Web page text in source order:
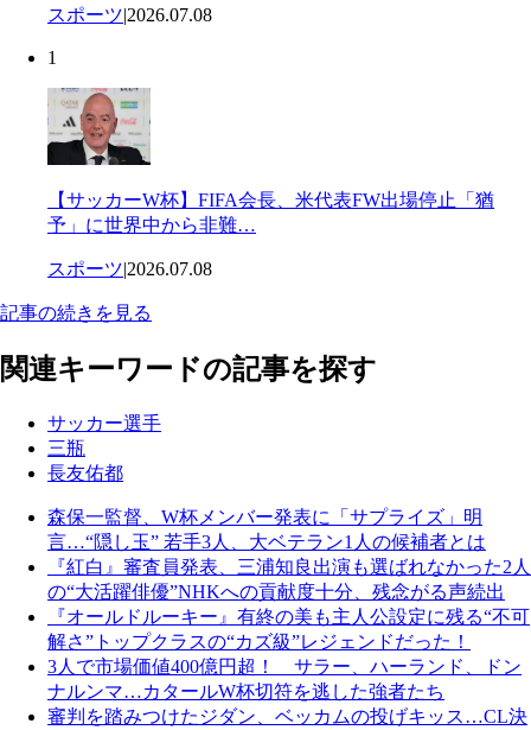
スポーツ|2026.07.08
1
【サッカーW杯】FIFA会長、米代表FW出場停止「猶
予」に世界中から非難…
スポーツ|2026.07.08
記事の続きを見る
関連キーワードの記事を探す
サッカー選手
三瓶
長友佑都
森保一監督、W杯メンバー発表に「サプライズ」明
言…“隠し玉” 若手3人、大ベテラン1人の候補者とは
『紅白』審査員発表、三浦知良出演も選ばれなかった2人
の“大活躍俳優”NHKへの貢献度十分、残念がる声続出
『オールドルーキー』有終の美も主人公設定に残る“不可
解さ”トップクラスの“カズ級”レジェンドだった！
3人で市場価値400億円超！ サラー、ハーランド、ドン
ナルンマ…カタールW杯切符を逃した強者たち
審判を踏みつけたジダン、ベッカムの投げキッス…CL決